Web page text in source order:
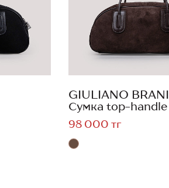
GIULIANO BRANI
Сумка top-handle
98 000 тг